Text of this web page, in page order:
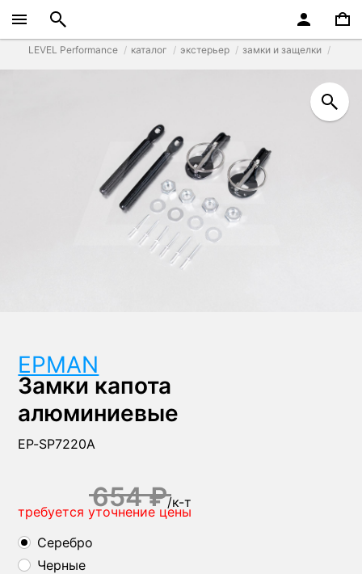
LEVEL Performance каталог экстерьер замки и защелки
EPMAN
Замки капота
алюминиевые
EP-SP7220A
654 ₽/к-т
требуется уточнение цены
Серебро
Черные